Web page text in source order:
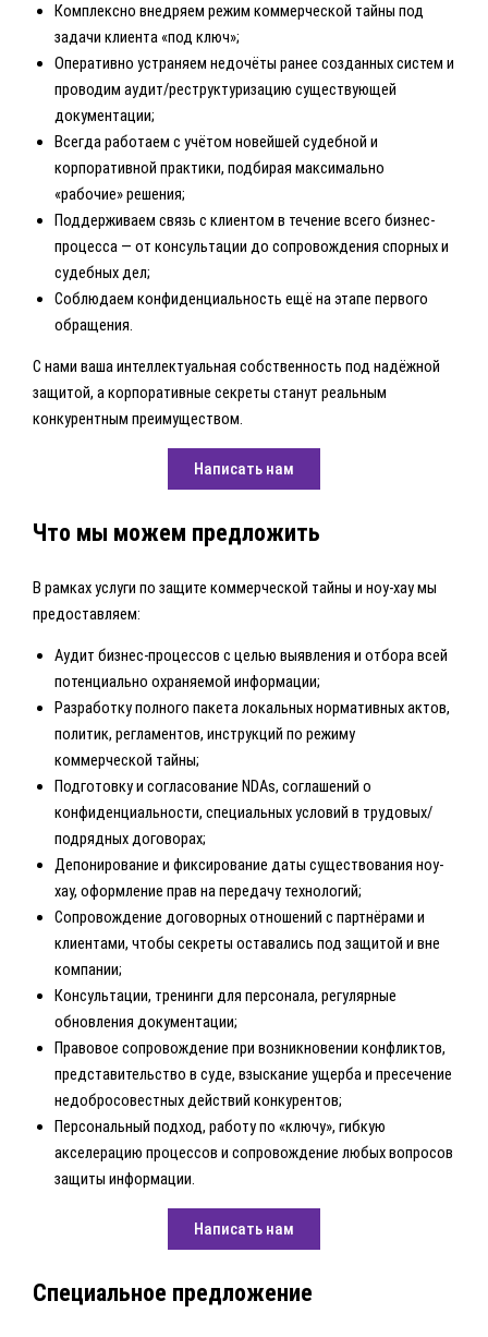
Комплексно внедряем режим коммерческой тайны под
задачи клиента «под ключ»;
Оперативно устраняем недочёты ранее созданных систем и
проводим аудит/реструктуризацию существующей
документации;
Всегда работаем с учётом новейшей судебной и
корпоративной практики, подбирая максимально
«рабочие» решения;
Поддерживаем связь с клиентом в течение всего бизнес-
процессa — от консультации до сопровождения спорных и
судебных дел;
Соблюдаем конфиденциальность ещё на этапе первого
обращения.
С нами ваша интеллектуальная собственность под надёжной
защитой, а корпоративные секреты станут реальным
конкурентным преимуществом.
Написать нам
Что мы можем предложить
В рамках услуги по защите коммерческой тайны и ноу-хау мы
предоставляем:
Аудит бизнес-процессов с целью выявления и отбора всей
потенциально охраняемой информации;
Разработку полного пакета локальных нормативных актов,
политик, регламентов, инструкций по режиму
коммерческой тайны;
Подготовку и согласование NDAs, соглашений о
конфиденциальности, специальных условий в трудовых/
подрядных договорах;
Депонирование и фиксирование даты существования ноу-
хау, оформление прав на передачу технологий;
Сопровождение договорных отношений с партнёрами и
клиентами, чтобы секреты оставались под защитой и вне
компании;
Консультации, тренинги для персонала, регулярные
обновления документации;
Правовое сопровождение при возникновении конфликтов,
представительство в суде, взыскание ущерба и пресечение
недобросовестных действий конкурентов;
Персональный подход, работу по «ключу», гибкую
акселерацию процессов и сопровождение любых вопросов
защиты информации.
Написать нам
Специальное предложение